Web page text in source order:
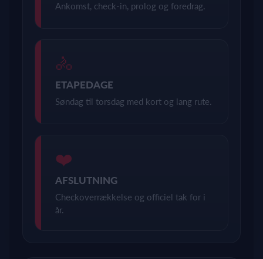
Ankomst, check-in, prolog og foredrag.
🚴
ETAPEDAGE
Søndag til torsdag med kort og lang rute.
❤️
AFSLUTNING
Checkoverrækkelse og officiel tak for i
år.